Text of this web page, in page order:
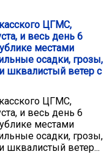
ЦГМС,
и весь день 6
местами
осадки, грозы,
шквалистый ветер с
ЦГМС,
и весь день 6
местами
осадки, грозы,
шквалистый ветер...